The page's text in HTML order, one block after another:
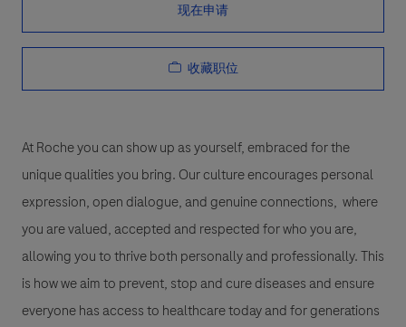
现在申请
收藏职位
At Roche you can show up as yourself, embraced for the
unique qualities you bring. Our culture encourages personal
expression, open dialogue, and genuine connections, where
you are valued, accepted and respected for who you are,
allowing you to thrive both personally and professionally. This
is how we aim to prevent, stop and cure diseases and ensure
everyone has access to healthcare today and for generations